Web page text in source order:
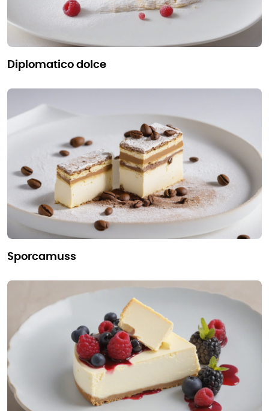
diplomatico dolce
sporcamuss